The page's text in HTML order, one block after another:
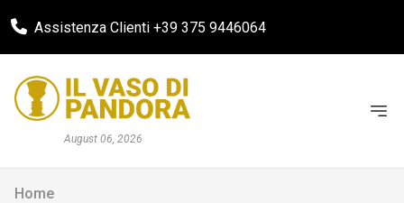
Assistenza Clienti +39 375 9446064
August 06, 2026
Home